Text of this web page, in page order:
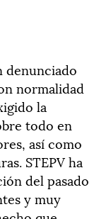
denunciado
normalidad
la
todo en
así como
STEPV ha
del pasado
y muy